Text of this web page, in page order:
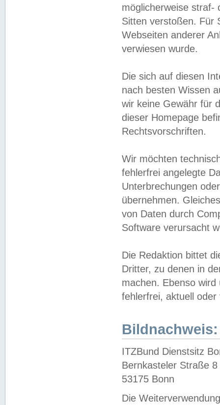
möglicherweise straf-
Sitten verstoßen. Für
Webseiten anderer
verwiesen wurde.
Die sich auf diesen
nach besten Wissen
wir keine Gewähr für
dieser Homepage
Rechtsvorschriften.
Wir möchten
fehlerfrei angelegte
Unterbrechungen
übernehmen.
von Daten durch
Software verursacht
Die Redaktion bittet
Dritter, zu denen in
machen. Ebenso
fehlerfrei, aktuell oder
Bildnachweis:
ITZBund Dienstsitz
Bernkasteler Straße 8
53175 Bonn
Die